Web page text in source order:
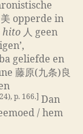
opperde in
hito 人 geen
geliefde en
藤原(九条)良
p. 166.]
Dan
/ hem